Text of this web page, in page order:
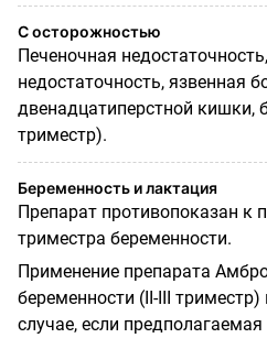
С осторожностью
Печеночная
недостаточность, язвенная
двенадцатиперстной кишки,
триместр).
Беременность и лактация
Препарат противопоказан к
триместра беременности.
Применение препарата
беременности (II-III
случае, если